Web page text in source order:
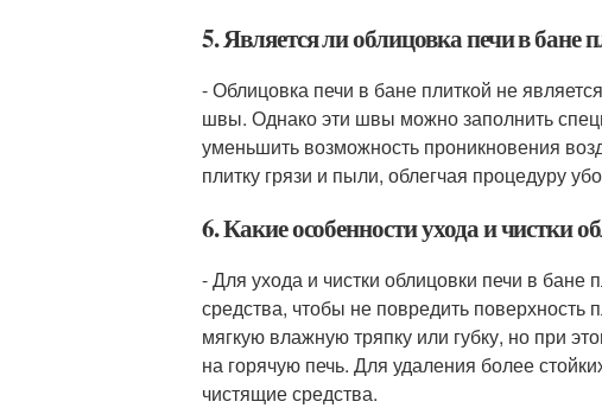
5. Является ли облицовка печи в бане
- Облицовка печи в бане плиткой не
швы. Однако эти швы можно заполнить
уменьшить возможность проникновения
плитку грязи и пыли, облегчая процедуру
6. Какие особенности ухода и чистки
- Для ухода и чистки облицовки печи в бане
средства, чтобы не повредить поверхность
мягкую влажную тряпку или губку, но при
на горячую печь. Для удаления более
чистящие средства.